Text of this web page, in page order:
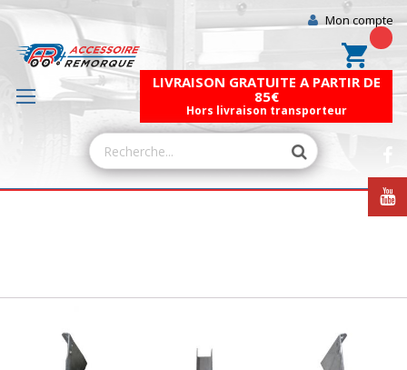
Mon compte
Mon
LIVRAISON GRATUITE A PARTIR DE
85€
Hors livraison transporteur
the